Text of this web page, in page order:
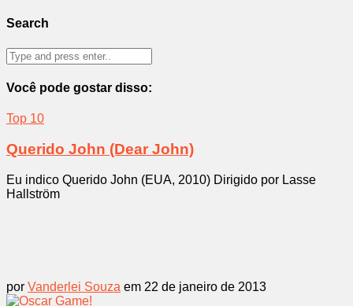
Search
Você pode gostar disso:
Top 10
Querido John (Dear John)
Eu indico Querido John (EUA, 2010) Dirigido por Lasse
Hallström
por Vanderlei Souza em 22 de janeiro de 2013